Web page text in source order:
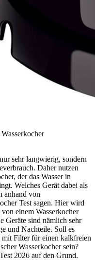
sehr langwierig, sondern
Daher nutzen
der das Wasser in
Welches Gerät dabei als
anhand von
Test sagen. Hier wird
einem Wasserkocher
Geräte sind nämlich sehr
und Nachteile. Soll es
mit Filter für einen kalkfreien
Wasserkocher sein?
2026 auf den Grund.